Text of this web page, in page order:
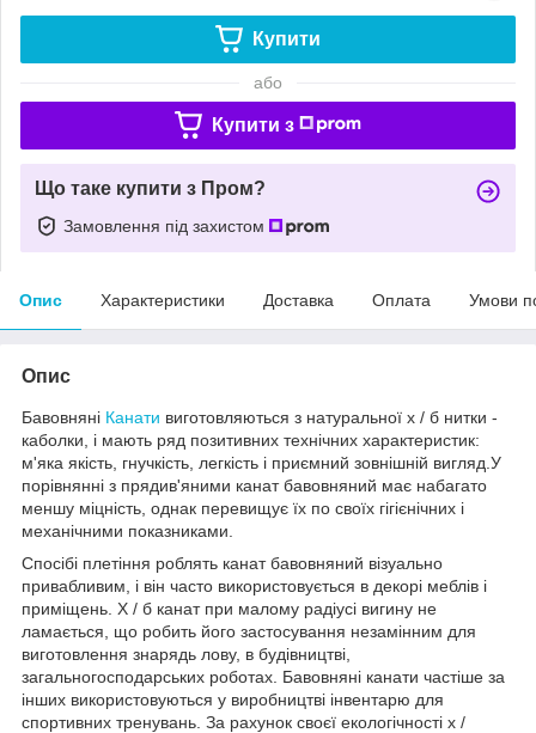
Купити
або
Купити з
Що таке купити з Пром?
Замовлення під захистом
Опис Характеристики Доставка Оплата Умови
Опис
Бавовняні Канати виготовляються з натуральної х / б нитки -
каболки, і мають ряд позитивних технічних характеристик:
м'яка якість, гнучкість, легкість і приємний зовнішній вигляд.У
порівнянні з прядив'яними канат бавовняний має набагато
меншу міцність, однак перевищує їх по своїх гігієнічних і
механічними показниками.
Спосібі плетіння роблять канат бавовняний візуально
привабливим, і він часто використовується в декорі меблів і
приміщень. Х / б канат при малому радіусі вигину не
ламається, що робить його застосування незамінним для
виготовлення знарядь лову, в будівництві,
загальногосподарських роботах. Бавовняні канати частіше за
інших використовуються у виробництві інвентарю для
спортивних тренувань. За рахунок своєї екологічності х /